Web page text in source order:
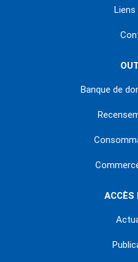
Banque de
ACCÈS